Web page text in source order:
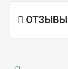
ОТЗЫВЫ